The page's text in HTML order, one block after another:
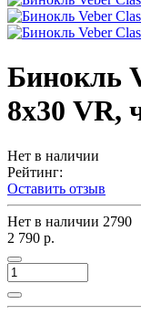
Бинокль
8х30 VR,
Нет в наличии
Рейтинг:
Оставить отзыв
Нет в наличии 2790
2 790 р.